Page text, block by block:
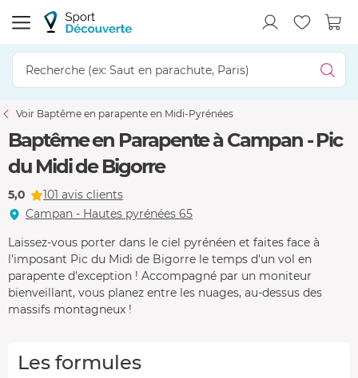
Voir Baptême en parapente en Midi-Pyrénées
Baptême en Parapente à Campan - Pic
du Midi de Bigorre
5,0
101 avis clients
Campan - Hautes pyrénées 65
Laissez-vous porter dans le ciel pyrénéen et faites face à
l'imposant Pic du Midi de Bigorre le temps d'un vol en
parapente d'exception ! Accompagné par un moniteur
bienveillant, vous planez entre les nuages, au-dessus des
massifs montagneux !
Les formules